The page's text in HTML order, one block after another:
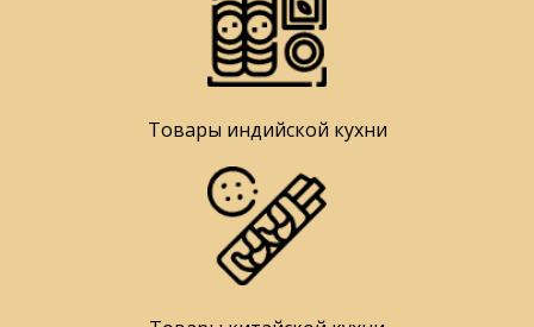
Товары индийской кухни